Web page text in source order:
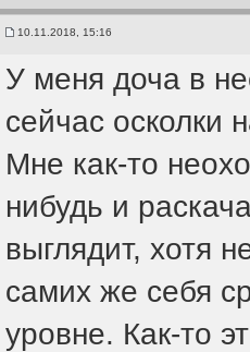
10.11.2018, 15:16
У меня доча в
сейчас осколки
Мне как-то
нибудь и
выглядит, хотя
самих же себя
уровне. Как-то